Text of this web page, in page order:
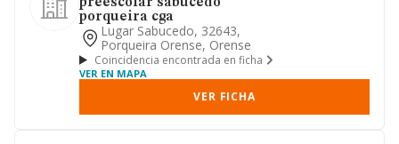
porqueira cga
Lugar Sabucedo, 32643,
Porqueira Orense, Orense
Coincidencia encontrada en ficha
VER EN MAPA
VER FICHA